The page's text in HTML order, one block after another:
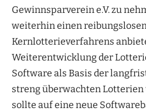
Gewinnsparverein e.V. zu
weiterhin einen
Kernlotterieverfahrens
Weiterentwicklung der
Software als Basis der
streng überwachten
sollte auf eine neue